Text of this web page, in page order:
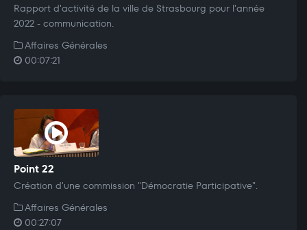
Rapport d'activité de la ville de Strasbourg pour l'année
2022 - communication.
Affaires Générales
00:07:21
Point 22
Création d'une commission "Démocratie Participative".
Affaires Générales
00:27:07